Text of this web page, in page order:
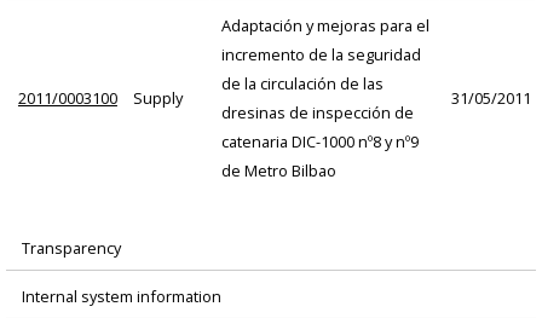
2011/0003100 Supply
Adaptación y mejoras para el
incremento de la seguridad
de la circulación de las
dresinas de inspección de
catenaria DIC-1000 nº8 y nº9
de Metro Bilbao
31/05/2011
Menú
Transparency
Internal system information